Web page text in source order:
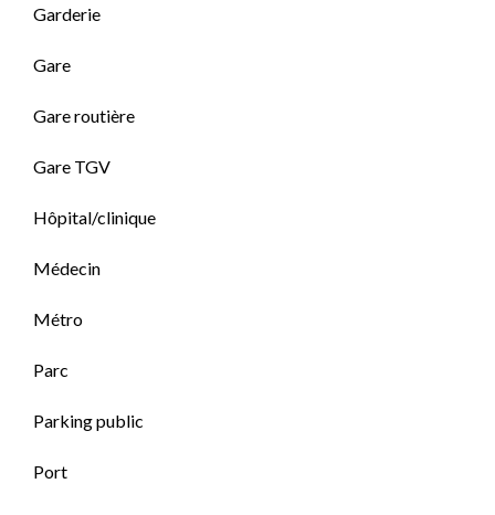
Garderie
Gare
Gare routière
Gare TGV
Hôpital/clinique
Médecin
Métro
Parc
Parking public
Port